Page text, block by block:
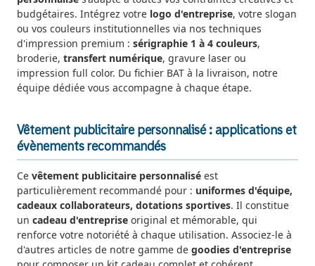
budgétaires. Intégrez votre logo d'entreprise, votre slogan
ou vos couleurs institutionnelles via nos techniques
d'impression premium : sérigraphie 1 à 4 couleurs,
broderie, transfert numérique, gravure laser ou
impression full color. Du fichier BAT à la livraison, notre
équipe dédiée vous accompagne à chaque étape.
Vêtement publicitaire personnalisé : applications et
évènements recommandés
Ce vêtement publicitaire personnalisé est
particulièrement recommandé pour : uniformes d'équipe,
cadeaux collaborateurs, dotations sportives. Il constitue
un cadeau d'entreprise original et mémorable, qui
renforce votre notoriété à chaque utilisation. Associez-le à
d'autres articles de notre gamme de goodies d'entreprise